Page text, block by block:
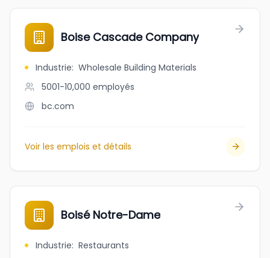
Boise Cascade Company
Industrie: Wholesale Building Materials
5001-10,000 employés
bc.com
Voir les emplois et détails
Boisé Notre-Dame
Industrie: Restaurants